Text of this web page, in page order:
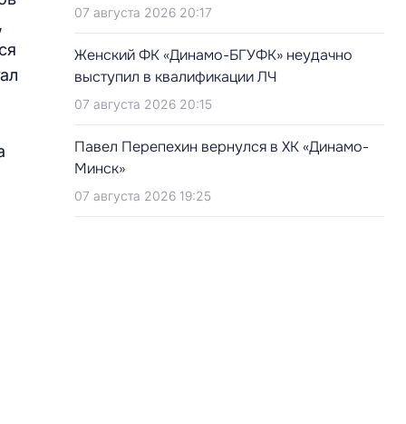
07 августа 2026 20:17
Женский ФК «Динамо-БГУФК» неудачно
выступил в квалификации ЛЧ
07 августа 2026 20:15
Павел Перепехин вернулся в ХК «Динамо-
Минск»
07 августа 2026 19:25